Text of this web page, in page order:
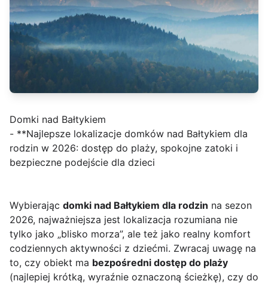
Domki nad Bałtykiem
- **Najlepsze lokalizacje domków nad Bałtykiem dla
rodzin w 2026: dostęp do plaży, spokojne zatoki i
bezpieczne podejście dla dzieci
Wybierając domki nad Bałtykiem dla rodzin na sezon
2026, najważniejsza jest lokalizacja rozumiana nie
tylko jako „blisko morza”, ale też jako realny komfort
codziennych aktywności z dziećmi. Zwracaj uwagę na
to, czy obiekt ma bezpośredni dostęp do plaży
(najlepiej krótką, wyraźnie oznaczoną ścieżkę), czy do